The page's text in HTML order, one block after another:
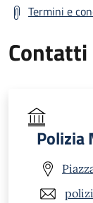
Termini e
Contatti
Polizia